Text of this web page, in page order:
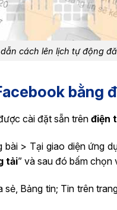
cách lên lịch tự động
bằng
cài đặt sẵn trênđiện
> Tại giao diện ứng
tải” và sau đó bấm chọn
Bảng tin; Tin trên